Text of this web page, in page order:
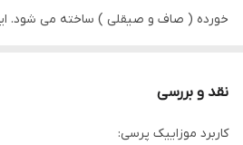
خورده ( صاف و صیقلی ) ساخته می شود.
لایه اول سنگدانه های ریز و درشت که در
است لایه دوم از شن , ماسه و سیمان تهیه
نقد و بررسی
کاربرد موزاییک پرسی: